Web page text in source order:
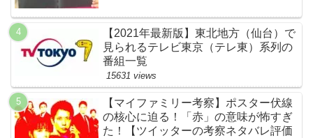
【2021年最新版】東北地方（仙台）で
見られるテレビ東京（テレ東）系列の
番組一覧
15631 views
【マイファミリー考察】ポスター伏線
の核心に迫る！「赤」の意味が怖すぎ
た！【ツイッターの考察ネタバレ評価